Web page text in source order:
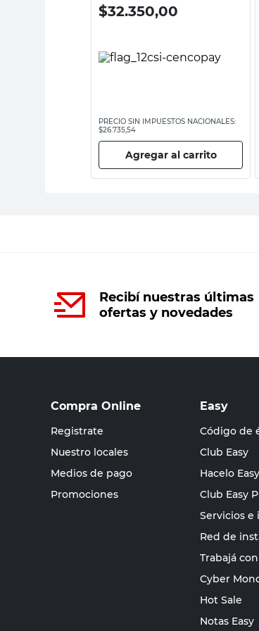
$32.350,00
PRECIO SIN IMPUESTOS NACIONALES:
$26.735,54
Agregar al carrito
Recibí nuestras últimas
ofertas y novedades
Compra Online
Registrate
Nuestro locales
Medios de pago
Promociones
Easy
Código de
Club Easy
Hacelo Easy
Club Easy
Servicios e
Red de
Trabajá
Cyber
Hot Sale
Notas Easy